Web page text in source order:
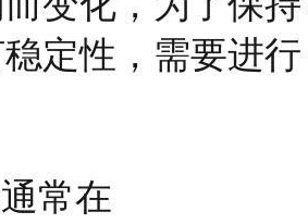
定性，需要进行
常在